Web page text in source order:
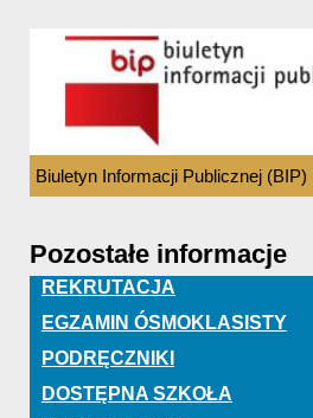
Biuletyn Informacji Publicznej (BIP)
Pozostałe informacje
REKRUTACJA
EGZAMIN ÓSMOKLASISTY
PODRĘCZNIKI
DOSTĘPNA SZKOŁA